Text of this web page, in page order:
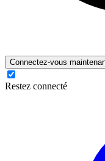
Connectez-vous
Restez connecté